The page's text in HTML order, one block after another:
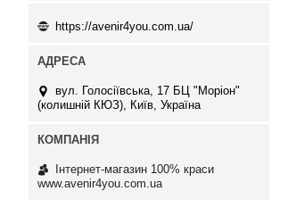
https://avenir4you.com.ua/
вул. Голосіївська, 17 БЦ "Моріон"
(колишній КЮЗ), Київ, Україна
Інтернет-магазин 100% краси
www.avenir4you.com.ua